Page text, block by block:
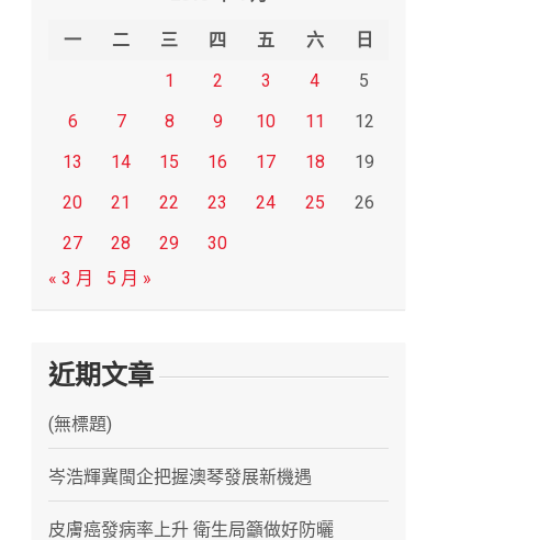
一 二 三 四 五 六
日
1
2 3 4
5
6
7 8 9 10 11
12
13
14 15 16 17 18
19
20
21 22 23 24 25
26
27
28 29
30
« 3 月
5 月 »
近期文章
(無標題)
岑浩輝冀閩企把握澳琴發展新機遇
皮膚癌發病率上升 衛生局籲做好防曬